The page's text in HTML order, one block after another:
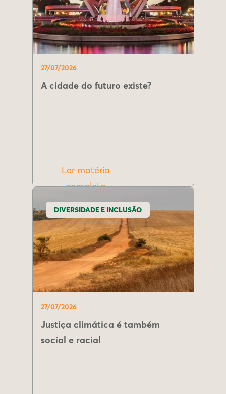
27/07/2026
A cidade do futuro existe?
Ler matéria
completa
DIVERSIDADE E INCLUSÃO
27/07/2026
Justiça climática é também
social e racial